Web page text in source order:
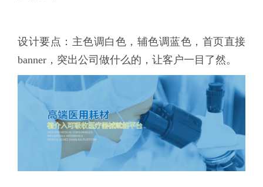
设计要点：主色调白色，辅色调蓝色，首页直接
banner，突出公司做什么的，让客户一目了然。